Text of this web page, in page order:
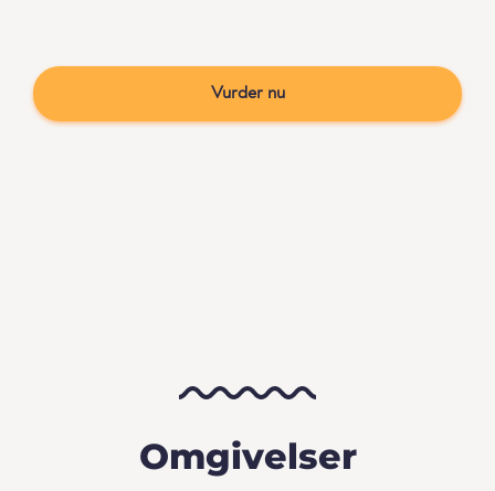
Vurder nu
Omgivelser